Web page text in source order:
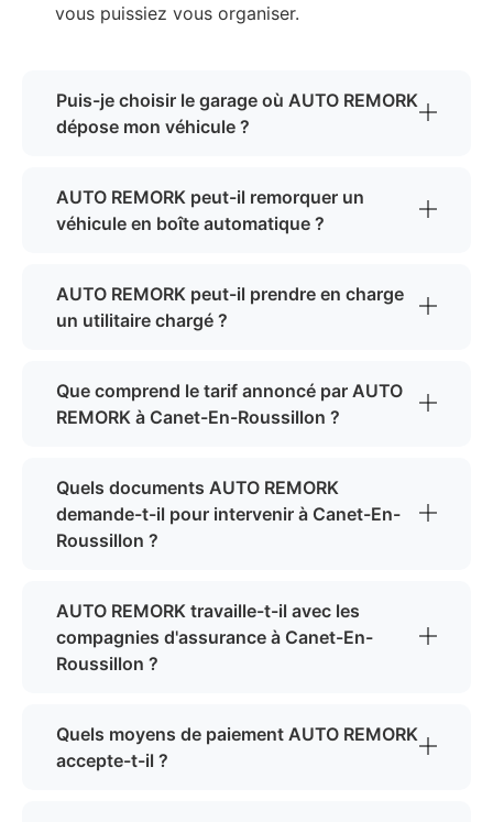
vous puissiez vous organiser.
Puis-je choisir le garage où AUTO REMORK
dépose mon véhicule ?
AUTO REMORK peut-il remorquer un
véhicule en boîte automatique ?
AUTO REMORK peut-il prendre en charge
un utilitaire chargé ?
Que comprend le tarif annoncé par AUTO
REMORK à Canet-En-Roussillon ?
Quels documents AUTO REMORK
demande-t-il pour intervenir à Canet-En-
Roussillon ?
AUTO REMORK travaille-t-il avec les
compagnies d'assurance à Canet-En-
Roussillon ?
Quels moyens de paiement AUTO REMORK
accepte-t-il ?